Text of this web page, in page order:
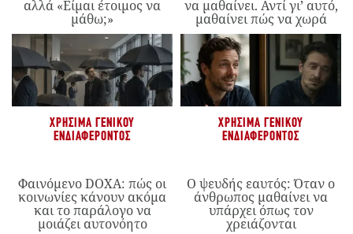
αλλά «Είμαι έτοιμος να
μάθω;»
να μαθαίνει. Αντί γι’ αυτό,
μαθαίνει πώς να χωρά
ΧΡΉΣΙΜΑ ΓΕΝΙΚΟΎ
ΕΝΔΙΑΦΈΡΟΝΤΟΣ
Φαινόμενο DOXA: πώς οι
κοινωνίες κάνουν ακόμα
και το παράλογο να
μοιάζει αυτονόητο
ΧΡΉΣΙΜΑ ΓΕΝΙΚΟΎ
ΕΝΔΙΑΦΈΡΟΝΤΟΣ
Ο ψευδής εαυτός: Όταν ο
άνθρωπος μαθαίνει να
υπάρχει όπως τον
χρειάζονται